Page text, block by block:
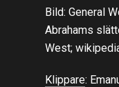
Bild: General
Abrahams
West;
Klippare: